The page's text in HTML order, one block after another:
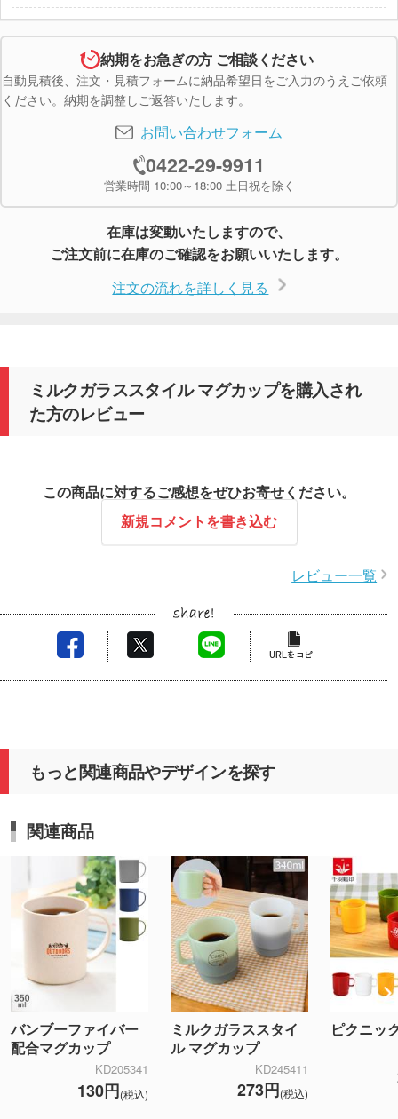
納期をお急ぎの方 ご相談ください
自動見積後、注文・見積フォームに納品希望日をご入力のうえご依頼
ください。納期を調整しご返答いたします。
お問い合わせフォーム
0422-29-9911
営業時間 10:00～18:00 土日祝を除く
在庫は変動いたしますので、
ご注文前に在庫のご確認をお願いいたします。
注文の流れを詳しく見る
ミルクガラススタイル マグカップを購入され
た方のレビュー
この商品に対するご感想をぜひお寄せください。
新規コメントを書き込む
レビュー一覧
もっと関連商品やデザインを探す
関連商品
バンブーファイバー
配合マグカップ
KD205341
130円(税込)
ミルクガラススタイ
ル マグカップ
KD245411
273円(税込)
ピクニッ